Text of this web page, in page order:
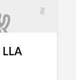
LLA